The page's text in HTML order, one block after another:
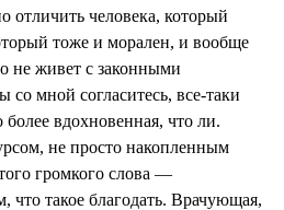
отличить человека, который
тоже и морален, и вообще
не живет с законными
со мной согласитесь, все-таки
вдохновенная, что ли.
не просто накопленным
громкого слова —
что такое благодать. Врачующая,